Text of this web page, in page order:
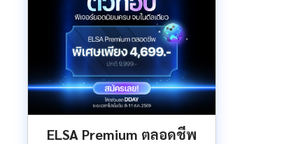
ELSA Premium ตลอดชีพ